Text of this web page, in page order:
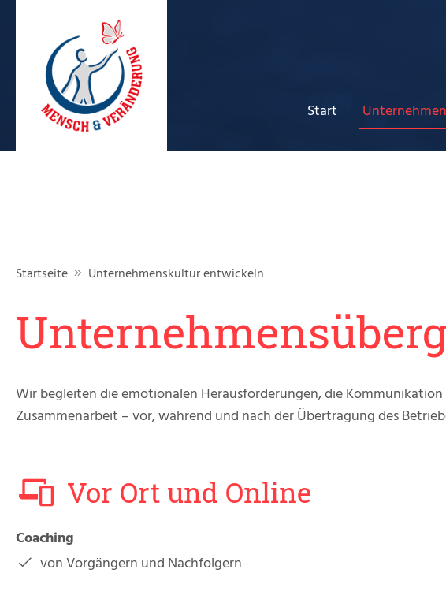
Start
Startseite Unternehmenskultur entwickeln
Wir begleiten die emotionalen Herausforderungen, die
Zusammenarbeit – vor, während und nach der Übertragung des
Vor Ort und Online
Coaching
von Vorgängern und Nachfolgern